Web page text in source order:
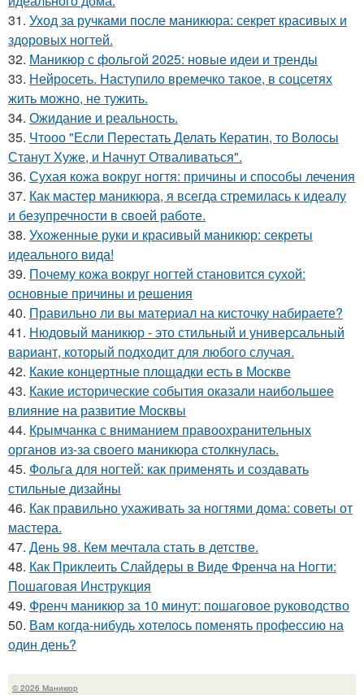
31. Уход за ручками после маникюра: секрет красивых и
здоровых ногтей.
32. Маникюр с фольгой 2025: новые идеи и тренды
33. Нейросеть. Наступило времечко такое, в соцсетях
жить можно, не тужить.
34. Ожидание и реальность.
35. Чтооо "Если Перестать Делать Кератин, то Волосы
Станут Хуже, и Начнут Отваливаться".
36. Сухая кожа вокруг ногтя: причины и способы лечения
37. Как мастер маникюра, я всегда стремилась к идеалу
и безупречности в своей работе.
38. Ухоженные руки и красивый маникюр: секреты
идеального вида!
39. Почему кожа вокруг ногтей становится сухой:
основные причины и решения
40. Правильно ли вы материал на кисточку набираете?
41. Нюдовый маникюр - это стильный и универсальный
вариант, который подходит для любого случая.
42. Какие концертные площадки есть в Москве
43. Какие исторические события оказали наибольшее
влияние на развитие Москвы
44. Крымчанка с вниманием правоохранительных
органов из-за своего маникюра столкнулась.
45. Фольга для ногтей: как применять и создавать
стильные дизайны
46. Как правильно ухаживать за ногтями дома: советы от
мастера.
47. День 98. Кем мечтала стать в детстве.
48. Как Приклеить Слайдеры в Виде Френча на Ногти:
Пошаговая Инструкция
49. Френч маникюр за 10 минут: пошаговое руководство
50. Вам когда-нибудь хотелось поменять профессию на
один день?
© 2026 Маникюр